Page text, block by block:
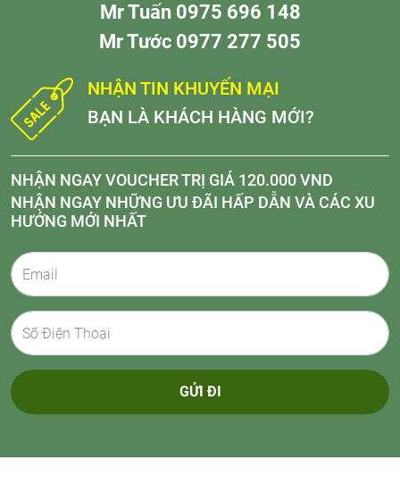
Mr Tuấn 0975 696 148
Mr Tước 0977 277 505
NHẬN TIN KHUYẾN MẠI
BẠN LÀ KHÁCH HÀNG MỚI?
NHẬN NGAY VOUCHER TRỊ GIÁ 120.000 VND
NHẬN NGAY NHỮNG ƯU ĐÃI HẤP DẪN VÀ CÁC XU
HƯỚNG MỚI NHẤT
GỬI ĐI